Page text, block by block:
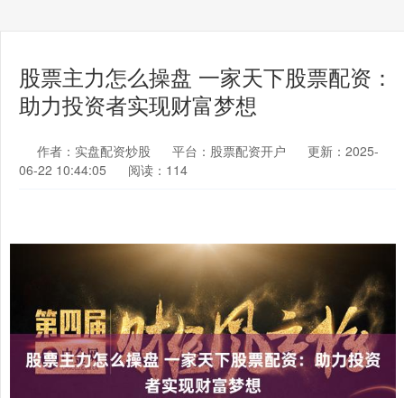
股票主力怎么操盘 一家天下股票配资：
助力投资者实现财富梦想
作者：实盘配资炒股 平台：股票配资开户
更新：2025-
06-22 10:44:05
阅读：114